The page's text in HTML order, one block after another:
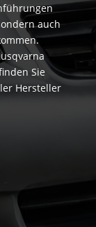
auch
Sie
Hersteller